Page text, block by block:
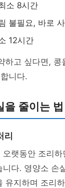
소 8시간
불필요, 바로
12시간
하고 싶다면, 콩
니다.
을 줄이는 법
리
오랫동안 조리
니다. 영양소 손
유지하며 조리